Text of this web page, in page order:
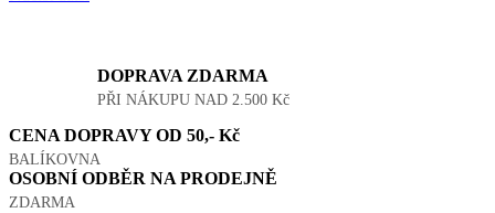
DOPRAVA ZDARMA
PŘI NÁKUPU NAD 2.500 Kč
CENA DOPRAVY OD 50,- Kč
BALÍKOVNA
OSOBNÍ ODBĚR NA PRODEJNĚ
ZDARMA